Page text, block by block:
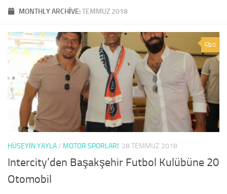
MONTHLY ARCHIVE:TEMMUZ 2018
0
HÜSEYIN YAYLA/ MOTOR SPORLARI 28 TEMMUZ 2018
Intercity’den Başakşehir Futbol Kulübüne 20
Otomobil